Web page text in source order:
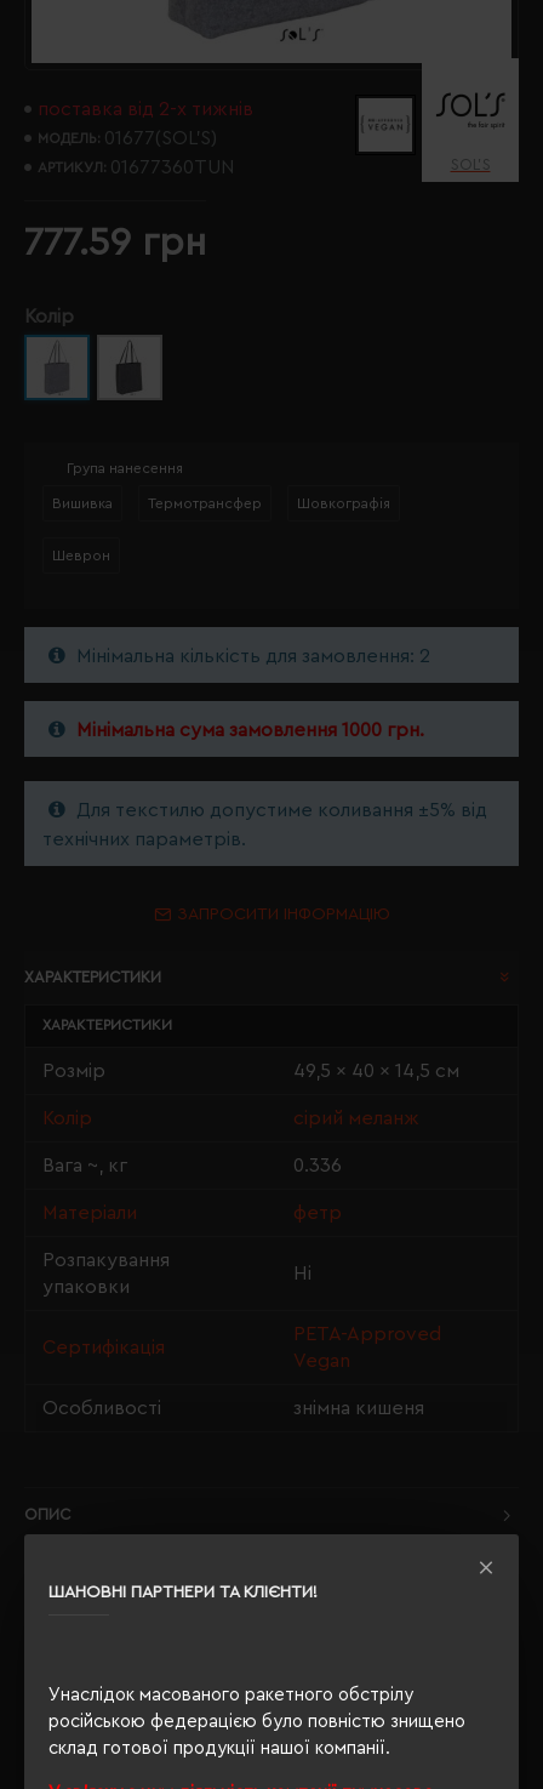
ШАНОВНІ ПАРТНЕРИ ТА КЛІЄНТИ!
Унаслідок масованого ракетного обстрілу
російською федерацією було повністю знищено
склад готової продукції нашої компанії.
поставка від 2-х тижнів
МОДЕЛЬ: 01677(SOL’S)
АРТИКУЛ: 01677360TUN SOL’S
777.59 грн
Колір
Група нанесення
Вишивка Термотрансфер Шовкографія
Шеврон
Мінімальна кількість для замовлення: 2
Мінімальна сума замовлення 1000 грн.
Для текстилю допустиме коливання ±5% від
технічних параметрів.
ЗАПРОСИТИ ІНФОРМАЦІЮ
ХАРАКТЕРИСТИКИ
ХАРАКТЕРИСТИКИ
Розмір 49,5 x 40 x 14,5 см
Колір сірий меланж
Вага ~, кг 0.336
Матеріали фетр
Розпакування
упаковки
Ні
Сертифікація
PETA-Approved
Vegan
Особливості знімна кишеня
ОПИС
РЕКОМЕНДУЄМО